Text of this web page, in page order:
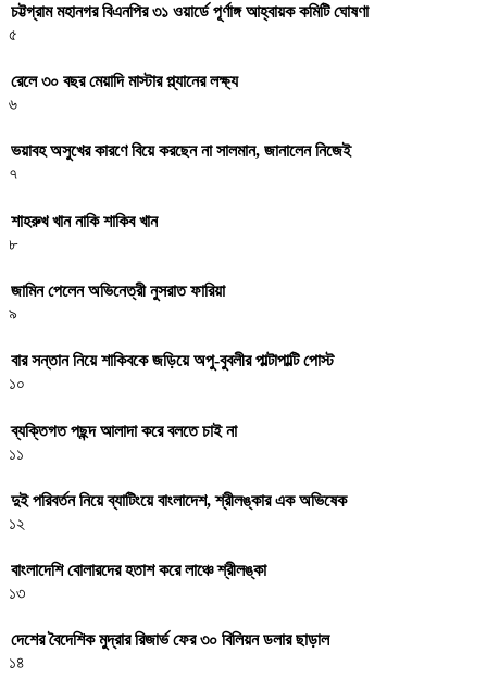
চট্টগ্রাম মহানগর বিএনপির ৩১ ওয়ার্ডে পূর্ণাঙ্গ আহ্বায়ক কমিটি ঘোষণা
৫
রেলে ৩০ বছর মেয়াদি মাস্টার প্ল্যানের লক্ষ্য
৬
ভয়াবহ অসুখের কারণে বিয়ে করছেন না সালমান, জানালেন নিজেই
৭
শাহরুখ খান নাকি শাকিব খান
৮
জামিন পেলেন অভিনেত্রী নুসরাত ফারিয়া
৯
বার সন্তান নিয়ে শাকিবকে জড়িয়ে অপু-বুবলীর পাল্টাপাল্টি পোস্ট
১০
ব্যক্তিগত পছন্দ আলাদা করে বলতে চাই না
১১
দুই পরিবর্তন নিয়ে ব্যাটিংয়ে বাংলাদেশ, শ্রীলঙ্কার এক অভিষেক
১২
বাংলাদেশি বোলারদের হতাশ করে লাঞ্চে শ্রীলঙ্কা
১৩
দেশের বৈদেশিক মুদ্রার রিজার্ভ ফের ৩০ বিলিয়ন ডলার ছাড়াল
১৪